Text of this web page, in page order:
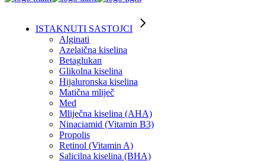
ISTAKNUTI SASTOJCI
Alginati
Azelaična kiselina
Betaglukan
Glikolna kiselina
Hijaluronska kiselina
Matična mliječ
Med
Mliječna kiselina (AHA)
Ninaciamid (Vitamin B3)
Propolis
Retinol (Vitamin A)
Salicilna kiselina (BHA)